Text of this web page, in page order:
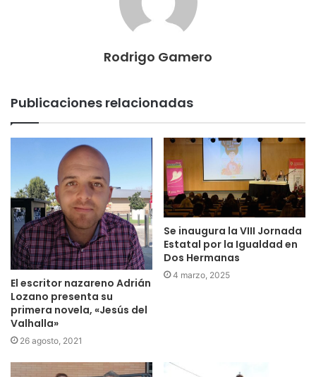
Rodrigo Gamero
Publicaciones relacionadas
El escritor nazareno Adrián
Lozano presenta su
primera novela, «Jesús del
Valhalla»
26 agosto, 2021
Se inaugura la VIII Jornada
Estatal por la Igualdad en
Dos Hermanas
4 marzo, 2025